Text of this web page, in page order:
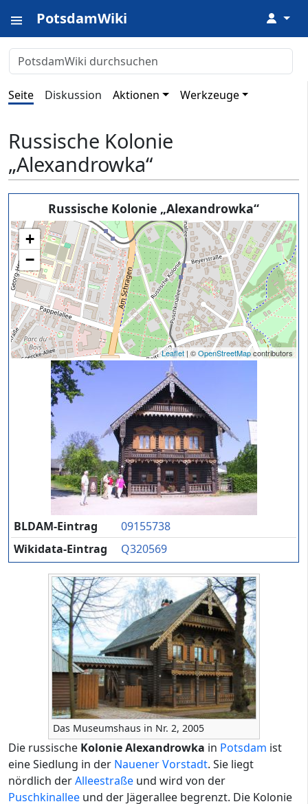
PotsdamWiki ↓
Seite Diskussion Aktionen Werkzeuge
Russische Kolonie
„Alexandrowka“
Russische Kolonie „Alexandrowka“
+
−
Leaflet | ©OpenStreetMapcontributors
BLDAM-Eintrag
09155738
Wikidata-Eintrag
Q320569
Das Museumshaus in Nr. 2, 2005
Die russische Kolonie Alexandrowka in Potsdam ist
eine Siedlung in der Nauener Vorstadt. Sie liegt
nördlich derAlleestraße und wird von der
Puschkinallee und der Jägerallee begrenzt. Die Kolonie